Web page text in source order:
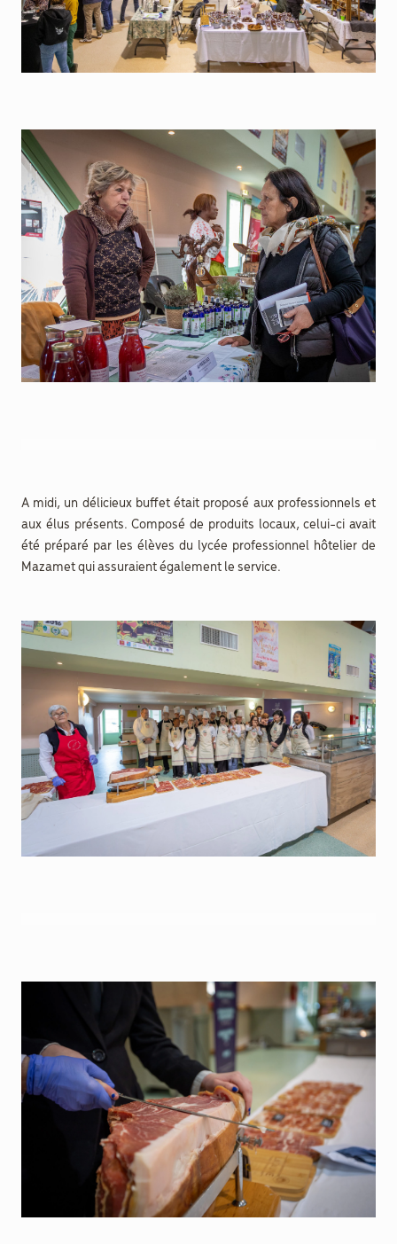
A midi, un délicieux buffet était proposé aux professionnels et
aux élus présents. Composé de produits locaux, celui-ci avait
été préparé par les élèves du lycée professionnel hôtelier de
Mazamet qui assuraient également le service.